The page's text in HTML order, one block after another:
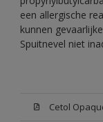
een allergische
kunnen
Spuitnevel niet
Cetol